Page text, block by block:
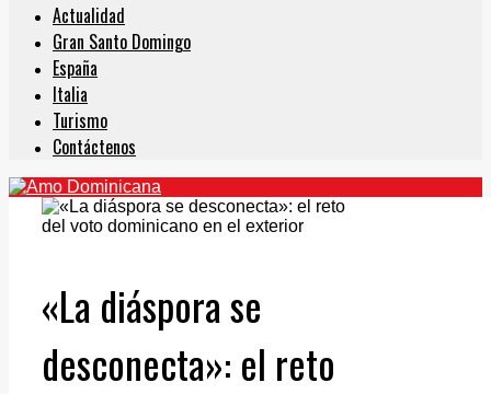
Actualidad
Gran Santo Domingo
España
Italia
Turismo
Contáctenos
«La diáspora se
desconecta»: el reto